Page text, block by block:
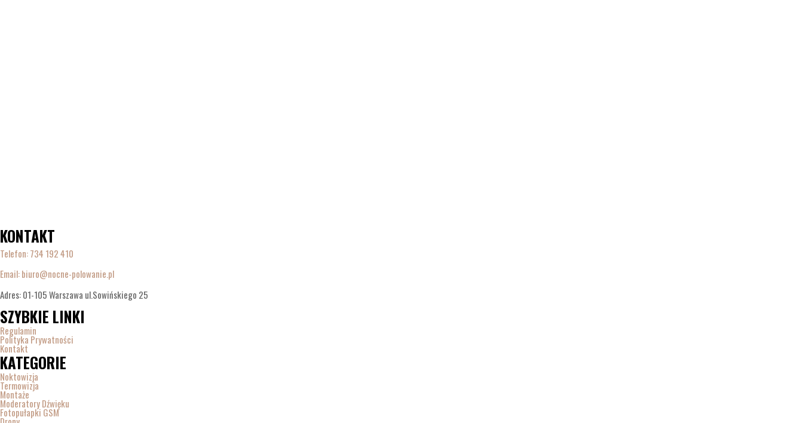
KONTAKT
Telefon:734 192 410
Email: biuro@nocne-polowanie.pl
Adres: 01-105 Warszawa ul.Sowińskiego 25
SZYBKIE LINKI
Regulamin
Polityka Prywatności
Kontakt
KATEGORIE
Noktowizja
Termowizja
Montaże
Moderatory Dźwięku
Fotopułapki GSM